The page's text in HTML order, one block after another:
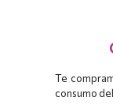
Te
consumo